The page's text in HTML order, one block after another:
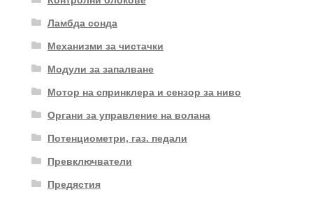
Ламбда сонда
Механизми за чистачки
Модули за запалване
Мотор на спринклера и сензор за ниво
Органи за управление на волана
Потенциометри, газ. педали
Превключватели
Предястия